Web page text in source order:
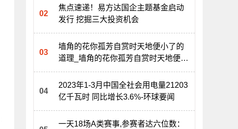
焦点速递！易方达国企主题基金启动
发行 挖掘三大投资机会
墙角的花你孤芳自赏时天地便小了的
道理_墙角的花你孤芳自赏时天地便
小|全球滚动
2023年1-3月中国全社会用电量21203
亿千瓦时 同比增长3.6%-环球要闻
一天18场A类赛事,参赛者达六位数：